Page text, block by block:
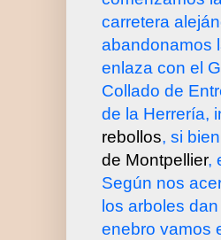
carretera
abandonamos
enlaza con el
Collado de
de la Herrería,
rebollos, si
de Montpellier,
Según nos
los arboles
enebro vamos